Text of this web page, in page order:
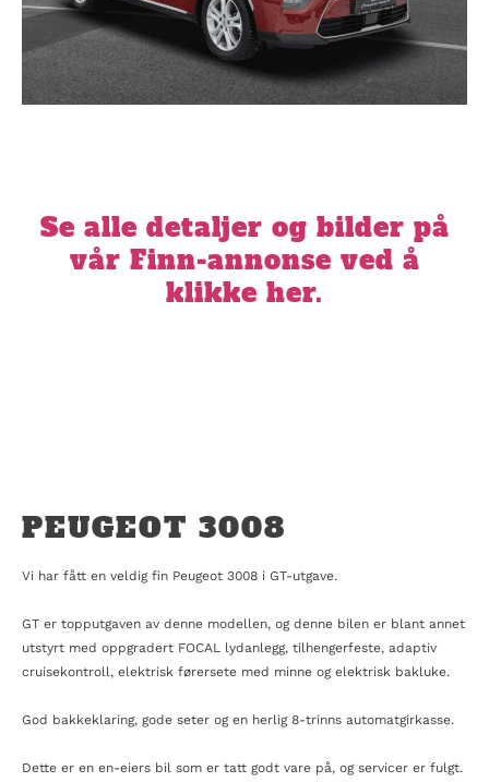
Se alle detaljer og bilder på
vår Finn-annonse ved å
klikke her.
PEUGEOT 3008
Vi har fått en veldig fin Peugeot 3008 i GT-utgave.
GT er topputgaven av denne modellen, og denne bilen er blant annet
utstyrt med oppgradert FOCAL lydanlegg, tilhengerfeste, adaptiv
cruisekontroll, elektrisk førersete med minne og elektrisk bakluke.
God bakkeklaring, gode seter og en herlig 8-trinns automatgirkasse.
Dette er en en-eiers bil som er tatt godt vare på, og servicer er fulgt.